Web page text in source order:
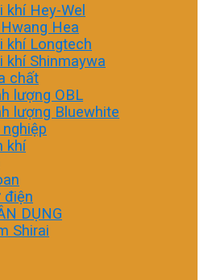
khí Hey-Wel
Hea
khí Longtech
khí Shinmaywa
chất
lượng OBL
lượng Bluewhite
khí
điện
DỤNG
Shirai